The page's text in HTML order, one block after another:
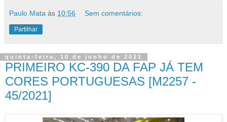
Paulo Mata às 10:56 Sem comentários:
Partilhar
quinta-feira, 10 de junho de 2021
PRIMEIRO KC-390 DA FAP JÁ TEM
CORES PORTUGUESAS [M2257 -
45/2021]